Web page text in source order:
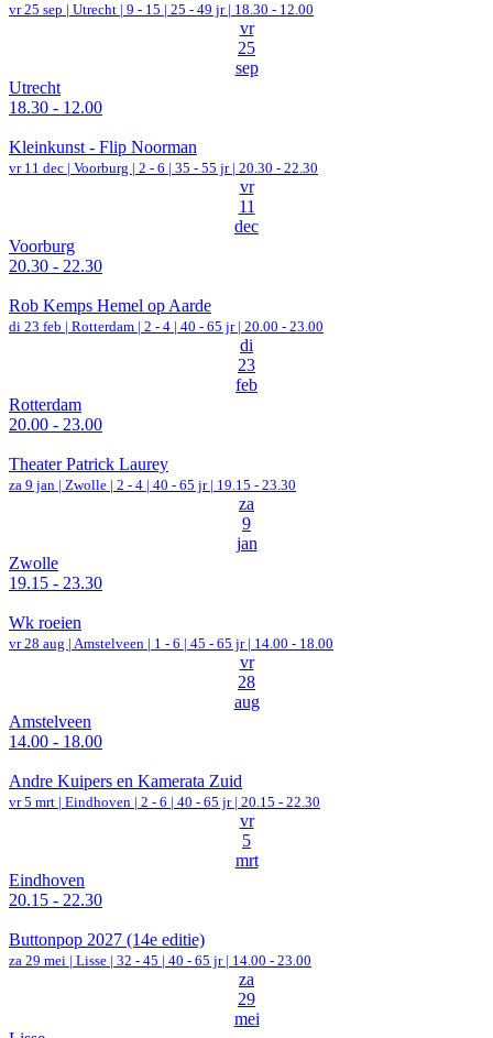
vr 25 sep | Utrecht | 9 - 15 | 25 - 49 jr | 18.30 - 12.00
vr
25
sep
Utrecht
18.30 - 12.00
Kleinkunst - Flip Noorman
vr 11 dec | Voorburg | 2 - 6 | 35 - 55 jr | 20.30 - 22.30
vr
11
dec
Voorburg
20.30 - 22.30
Rob Kemps Hemel op Aarde
di 23 feb | Rotterdam | 2 - 4 | 40 - 65 jr | 20.00 - 23.00
di
23
feb
Rotterdam
20.00 - 23.00
Theater Patrick Laurey
za 9 jan | Zwolle | 2 - 4 | 40 - 65 jr | 19.15 - 23.30
za
9
jan
Zwolle
19.15 - 23.30
Wk roeien
vr 28 aug | Amstelveen | 1 - 6 | 45 - 65 jr | 14.00 - 18.00
vr
28
aug
Amstelveen
14.00 - 18.00
Andre Kuipers en Kamerata Zuid
vr 5 mrt | Eindhoven | 2 - 6 | 40 - 65 jr | 20.15 - 22.30
vr
5
mrt
Eindhoven
20.15 - 22.30
Buttonpop 2027 (14e editie)
za 29 mei | Lisse | 32 - 45 | 40 - 65 jr | 14.00 - 23.00
za
29
mei